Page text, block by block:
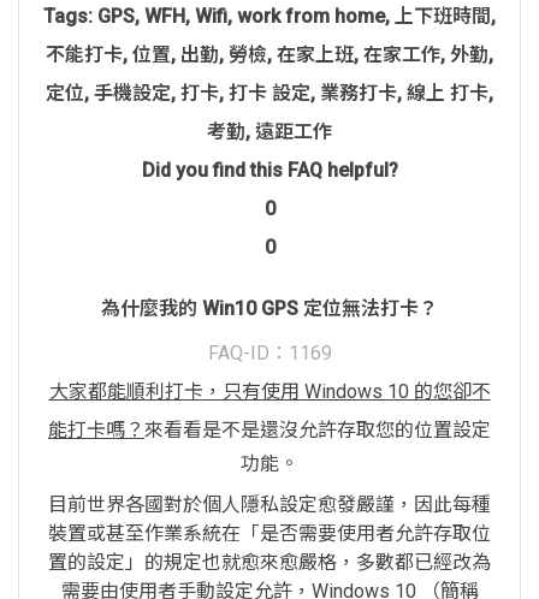
Tags: GPS, WFH , Wifi, work from home, 上下班時間 ,
不能打卡, 位置, 出勤, 勞檢, 在家上班, 在家工作, 外勤,
定位, 手機設定, 打卡, 打卡 設定, 業務打卡, 線上 打卡,
考勤, 遠距工作
Did you find this FAQ helpful?
0
0
為什麼我的 Win10 GPS 定位無法打卡？
FAQ-ID：1169
大家都能順利打卡，只有使用 Windows 10 的您卻不
能打卡嗎？ 來看看是不是還沒允許存取您的位置設定
功能。
目前世界各國對於個人隱私設定愈發嚴謹，因此每種
裝置或甚至作業系統在「是否需要使用者允許存取位
置的設定」的規定也就愈來愈嚴格，多數都已經改為
需要由使用者手動設定允許，Windows 10 （簡稱